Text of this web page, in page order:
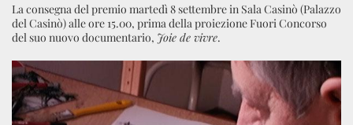
La consegna del premio martedì 8 settembre in Sala Casinò (Palazzo
del Casinò) alle ore 15.00, prima della proiezione Fuori Concorso
del suo nuovo documentario, Joie de vivre.